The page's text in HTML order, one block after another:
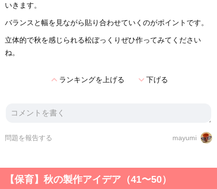
いきます。
バランスと幅を見ながら貼り合わせていくのがポイントです。
立体的で秋を感じられる松ぼっくりぜひ作ってみてください
ね。
expand_lessランキングを上げる expand_more下げる
mayumi
問題を報告する
【保育】秋の製作アイデア（41〜50）